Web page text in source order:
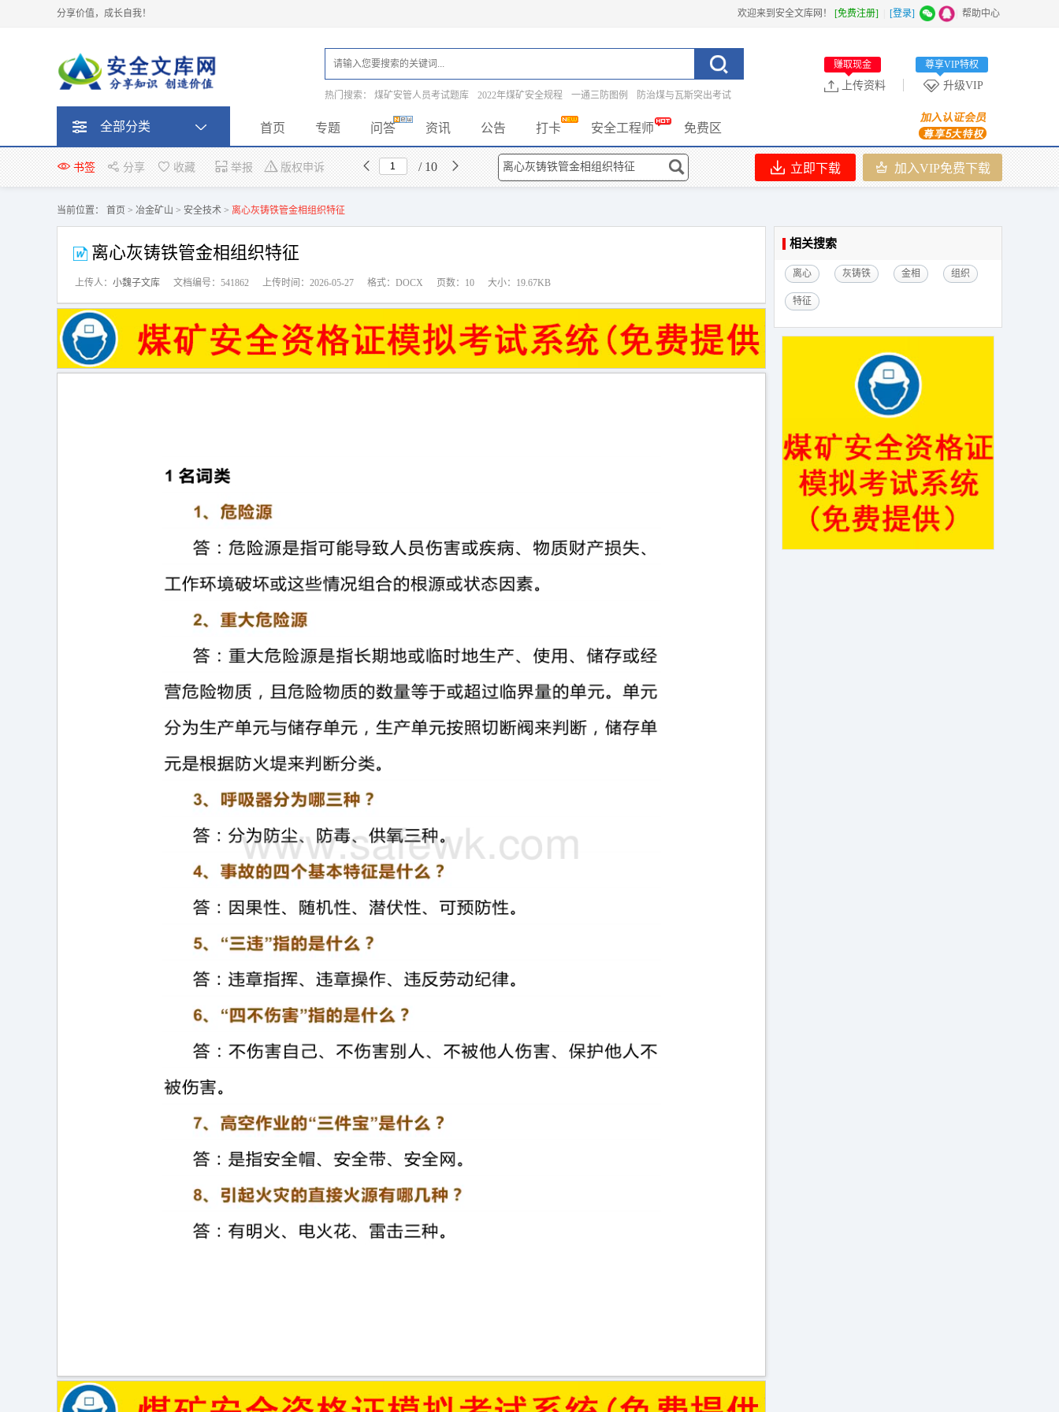
欢迎来到安全文库网！ [免费注册] [登录] 帮助中心
分享价值，成长自我！
热门搜索： 煤矿安管人员考试题库 2022年煤矿安全规程 一通三防图例
防治煤与瓦斯突出考试
升级VIP
尊享VIP特权
上传资料
赚取现金
全部分类 首页 专题 问答 资讯 公告 打卡 安全工程师 免费区
书签 分享 收藏 举报 版权申诉 / 10 立即下载 加入VIP免费下载
当前位置： 首页 > 冶金矿山 > 安全技术 > 离心灰铸铁管金相组织特征
离心灰铸铁管金相组织特征
上传人： 小魏子文库 文档编号：541862 上传时间：2026-05-27 格式：DOCX 页数：10 大小：19.67KB
相关搜索
离心 灰铸铁 金相 组织
特征